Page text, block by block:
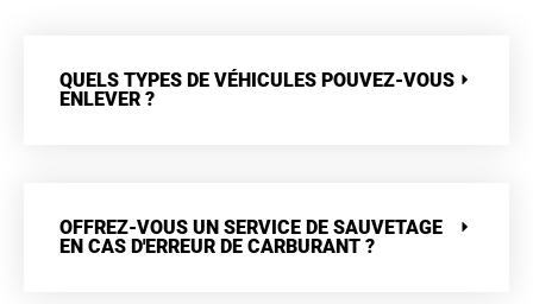
QUELS TYPES DE VÉHICULES POUVEZ-VOUS
ENLEVER ?
OFFREZ-VOUS UN SERVICE DE SAUVETAGE
EN CAS D'ERREUR DE CARBURANT ?